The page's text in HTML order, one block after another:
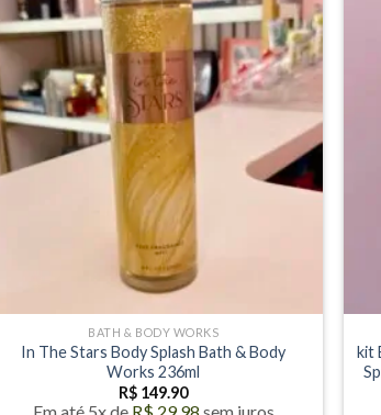
BATH & BODY WORKS
In The Stars Body Splash Bath & Body
Works 236ml
R$ 149.90
Em até 5x de R$29.98 sem juros
kit